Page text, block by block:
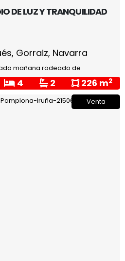
DE LUZ Y TRANQUILIDAD
Gorraiz, Navarra
mañana rodeado de
y disfrutar del...
4 2 226 m2
Venta